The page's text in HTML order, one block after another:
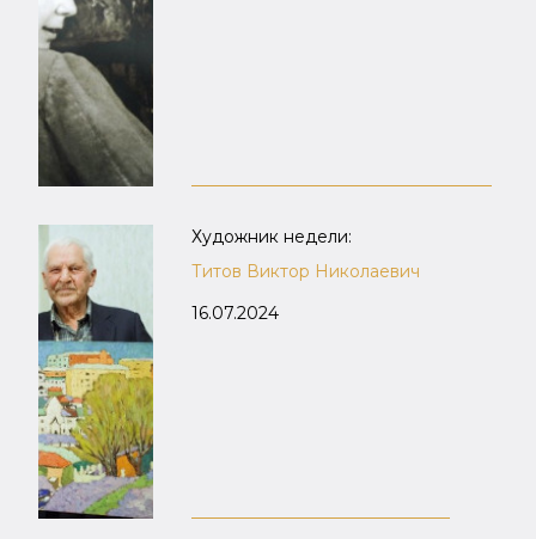
Художник недели:
Титов Виктор Николаевич
16.07.2024